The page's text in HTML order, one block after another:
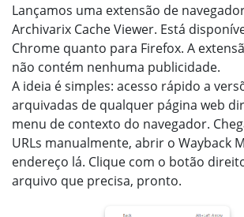
Lançamos uma extensão de
Archivarix Cache Viewer. Está
Chrome quanto para Firefox. A
não contém nenhuma publicidade.
A ideia é simples: acesso rápido a
arquivadas de qualquer página web
menu de contexto do navegador.
URLs manualmente, abrir o Wayback
endereço lá. Clique com o botão
arquivo que precisa, pronto.